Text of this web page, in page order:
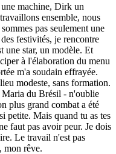
machine, Dirk un
ensemble, nous
pas seulement une
festivités, je rencontre
une star, un modèle. Et
à l'élaboration du menu
m'a soudain effrayée.
modeste, sans formation.
Maria du Brésil - n'oublie
plus grand combat a été
petite. Mais quand tu as tes
faut pas avoir peur. Je dois
Le travail n'est pas
mon rêve.